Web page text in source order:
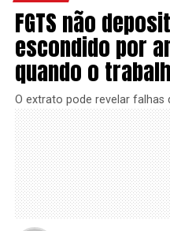
FGTS não
escondido por
quando o
O extrato pode revelar falhas